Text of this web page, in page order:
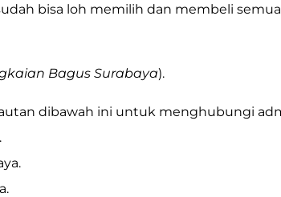
bisa loh memilih dan membeli
Bagus Surabaya).
dibawah ini untuk menghubungi